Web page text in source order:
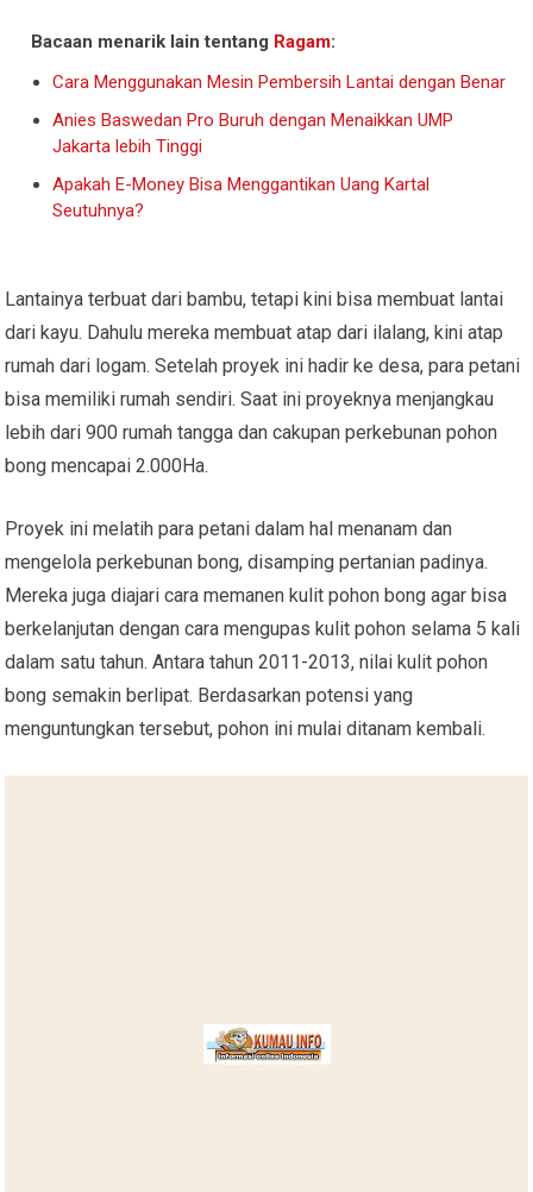
Bacaan menarik lain tentang Ragam:
Cara Menggunakan Mesin Pembersih Lantai dengan Benar
Anies Baswedan Pro Buruh dengan Menaikkan UMP
Jakarta lebih Tinggi
Apakah E-Money Bisa Menggantikan Uang Kartal
Seutuhnya?
Lantainya terbuat dari bambu, tetapi kini bisa membuat lantai
dari kayu. Dahulu mereka membuat atap dari ilalang, kini atap
rumah dari logam. Setelah proyek ini hadir ke desa, para petani
bisa memiliki rumah sendiri. Saat ini proyeknya menjangkau
lebih dari 900 rumah tangga dan cakupan perkebunan pohon
bong mencapai 2.000Ha.
Proyek ini melatih para petani dalam hal menanam dan
mengelola perkebunan bong, disamping pertanian padinya.
Mereka juga diajari cara memanen kulit pohon bong agar bisa
berkelanjutan dengan cara mengupas kulit pohon selama 5 kali
dalam satu tahun. Antara tahun 2011-2013, nilai kulit pohon
bong semakin berlipat. Berdasarkan potensi yang
menguntungkan tersebut, pohon ini mulai ditanam kembali.